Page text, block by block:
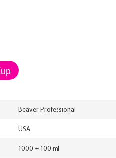
Beaver Professional
USA
1000 + 100 ml